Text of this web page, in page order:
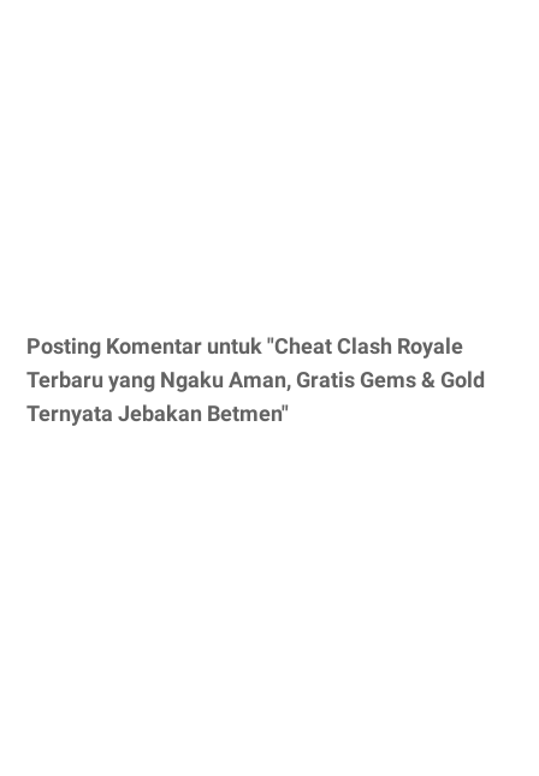
Posting Komentar untuk "Cheat Clash Royale
Terbaru yang Ngaku Aman, Gratis Gems & Gold
Ternyata Jebakan Betmen"